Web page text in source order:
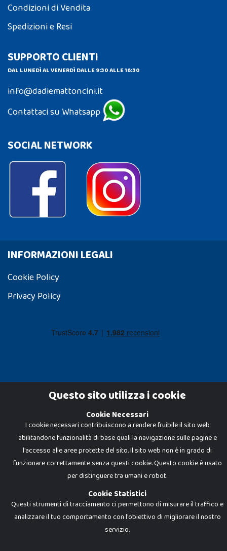
Condizioni di Vendita
Spedizioni e Resi
SUPPORTO CLIENTI
DAL LUNEDÌ AL VENERDÌ DALLE 9:30 ALLE 16:30
info@dadiemattoncini.it
Contattaci su Whatsapp
SOCIAL NETWORK
INFORMAZIONI LEGALI
Cookie Policy
Privacy Policy
Dadi e Mattoncini è un brand di Giocabene Srl. Ogni riproduzione o utilizzo non
espressamente autorizzato è severamente vietato. Tutti i loghi, marchi,
brand elencati nel presente shop sono di proprietà dei rispettivi titolari.
I prezzi e le promozioni pubblicate potrebbero differire da quanto esposto in
negozio.
Giocabene Srl - via della Posta 8, 20123 Milano (MI)
P.IVA 02608090425 - REA AN201199 - C.S. 10.000 i.v.
Questo sito utilizza i cookie
Cookie Necessari
I cookie necessari contribuiscono a rendere fruibile il sito web
abilitandone funzionalità di base quali la navigazione sulle pagine e
l'accesso alle aree protette del sito. Il sito web non è in grado di
funzionare correttamente senza questi cookie. Questo cookie è usato
per distinguere tra umani e robot.
Cookie Statistici
Questi strumenti di tracciamento ci permettono di misurare il traffico e
analizzare il tuo comportamento con l'obiettivo di migliorare il nostro
servizio.